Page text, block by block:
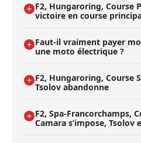
F2, Hungaroring, Course
victoire en course
Faut-il vraiment payer
une moto électrique ?
F2, Hungaroring, Course
Tsolov abandonne
F2, Spa-Francorchamps,
Camara s’impose, Tsolov